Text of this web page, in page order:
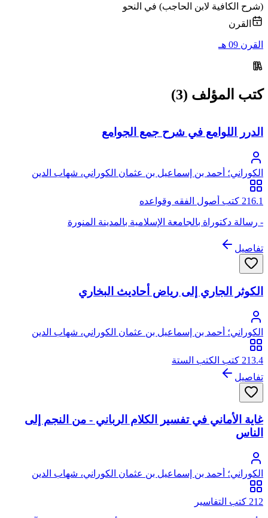
(شرح الكافية لابن الحاجب) في النحو
القرن
القرن 09 هـ
كتب المؤلف (3)
الدرر اللوامع في شرح جمع الجوامع
الكوراني؛ أحمد بن إسماعيل بن عثمان الكوراني، شهاب الدين
الشافعي ثم الحنفي
216.1 كتب أصول الفقه وقواعده
- رسالة دكتوراة بالجامعة الإسلامية بالمدينة المنورة
تفاصيل
الكوثر الجاري إلى رياض أحاديث البخاري
الكوراني؛ أحمد بن إسماعيل بن عثمان الكوراني، شهاب الدين
الشافعي ثم الحنفي
213.4 كتب الكتب الستة
تفاصيل
غاية الأماني في تفسير الكلام الرباني - من النجم إلى
الناس
الكوراني؛ أحمد بن إسماعيل بن عثمان الكوراني، شهاب الدين
الشافعي ثم الحنفي
212 كتب التفاسير